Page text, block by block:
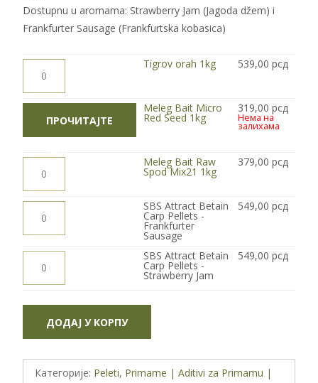
Dostupnu u aromama: Strawberry Jam (Jagoda džem) i
Frankfurter Sausage (Frankfurtska kobasica)
Tigrov
orah
количина
Tigrov orah 1kg 539,00 рсд
ПРОЧИТАЈТЕ
ЈОШ
Meleg Bait Micro
Red Seed 1kg
319,00 рсд
Нема на
залихама
Meleg
Spod
Mix21
количина
Meleg Bait Raw
Spod Mix21 1kg
379,00 рсд
SBS
Attract
Betain
Carp
-
Frankfurter
Sausage
количина
SBS Attract Betain
Carp Pellets -
Frankfurter
Sausage
549,00 рсд
SBS
Attract
Betain
Carp
-
SBS Attract Betain
Carp Pellets -
Strawberry Jam
549,00 рсд
ДОДАЈ У КОРПУ
Категорије: Peleti, Primame | Aditivi za Primamu |